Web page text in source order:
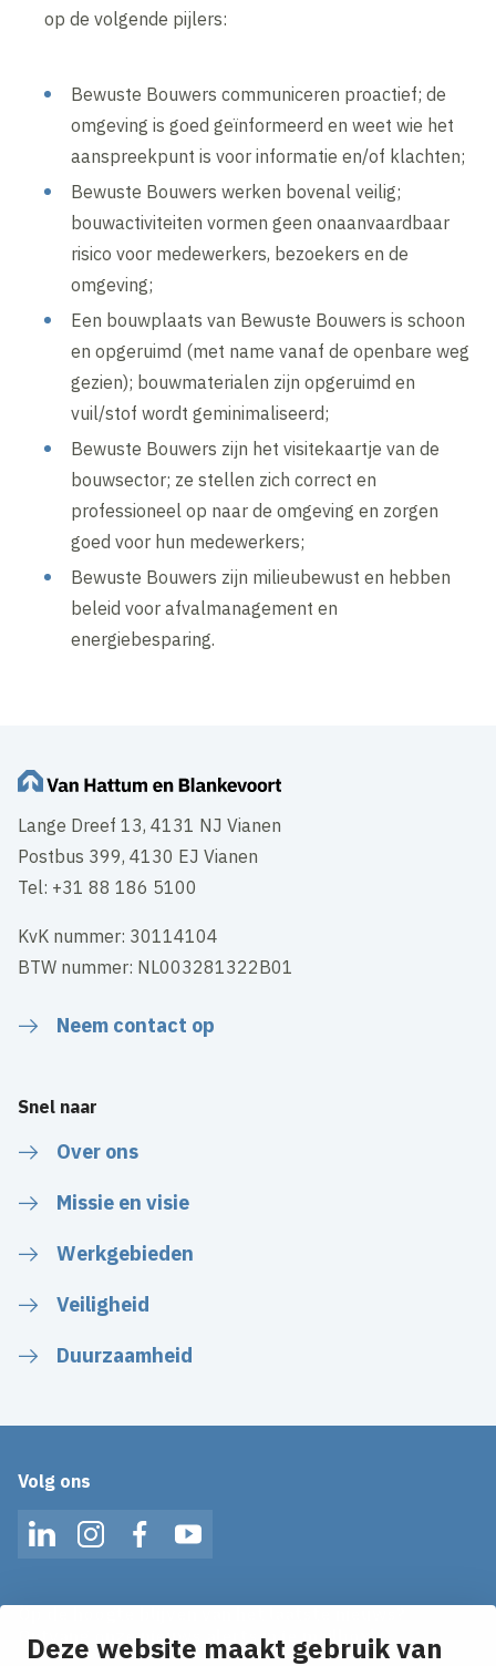
Deze website maakt gebruik van
op de volgende pijlers:
Bewuste Bouwers communiceren proactief; de
omgeving is goed geïnformeerd en weet wie het
aanspreekpunt is voor informatie en/of klachten;
Bewuste Bouwers werken bovenal veilig;
bouwactiviteiten vormen geen onaanvaardbaar
risico voor medewerkers, bezoekers en de
omgeving;
Een bouwplaats van Bewuste Bouwers is schoon
en opgeruimd (met name vanaf de openbare weg
gezien); bouwmaterialen zijn opgeruimd en
vuil/stof wordt geminimaliseerd;
Bewuste Bouwers zijn het visitekaartje van de
bouwsector; ze stellen zich correct en
professioneel op naar de omgeving en zorgen
goed voor hun medewerkers;
Bewuste Bouwers zijn milieubewust en hebben
beleid voor afvalmanagement en
energiebesparing.
Lange Dreef 13, 4131 NJ Vianen
Postbus 399, 4130 EJ Vianen
Tel: +31 88 186 5100
KvK nummer: 30114104
BTW nummer: NL003281322B01
Neem contact op
Snel naar
Over ons
Missie en visie
Werkgebieden
Veiligheid
Duurzaamheid
Volg ons
LinkedInInstagramFacebookYouTube
Ontvang onze nieuws alerts in je mailbox!